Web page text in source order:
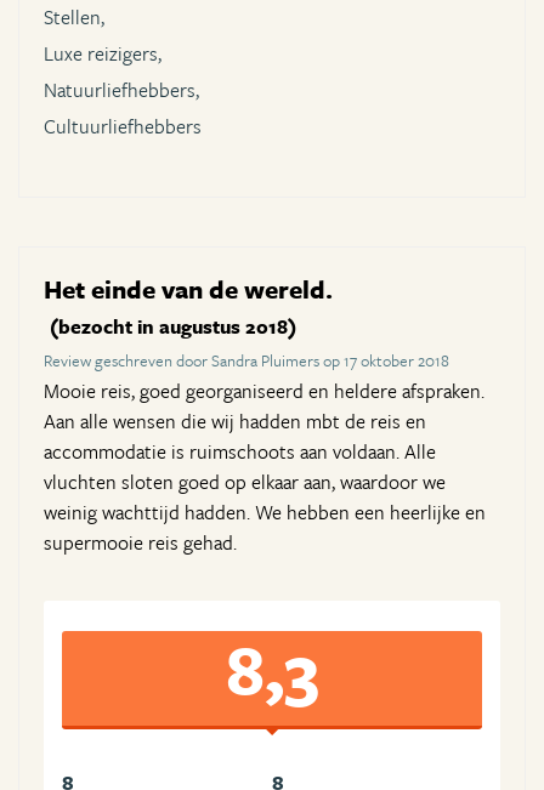
Stellen,
Luxe reizigers,
Natuurliefhebbers,
Cultuurliefhebbers
Het einde van de wereld.
(bezocht in augustus 2018)
Review geschreven door Sandra Pluimers op 17 oktober 2018
Mooie reis, goed georganiseerd en heldere afspraken.
Aan alle wensen die wij hadden mbt de reis en
accommodatie is ruimschoots aan voldaan. Alle
vluchten sloten goed op elkaar aan, waardoor we
weinig wachttijd hadden. We hebben een heerlijke en
supermooie reis gehad.
8,3
8 8